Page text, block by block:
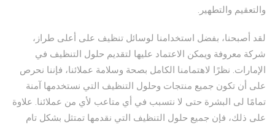
والتعقيم والتطهير.
لقد أصبحنا، بفضل استخدامنا لوسائل تنظيف على أعلى طراز،
شركة معروفة ويمكن الاعتماد عليها لتقديم حلول التنظيف في
الإمارات. نظرًا لاهتمامنا الكامل بصحة وسلامة عملائنا، فإننا نحرص
على أن تكون جميع منتجات وحلول التنظيف التي نستخدمها آمنة
تمامًا لى البشرة حتى لا نتسبب في أي متاعب لأي من عملائنا. علاوة
على ذلك، فإن جميع حلول التنظيف التي نقدمها تمتثل بشكل تام